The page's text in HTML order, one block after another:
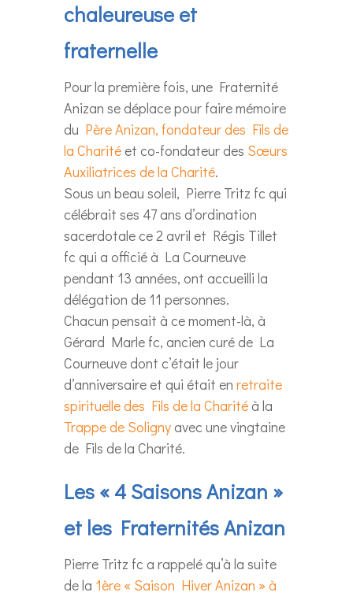
chaleureuse et
fraternelle
Pour la première fois, une Fraternité
Anizan se déplace pour faire mémoire
du Père Anizan, fondateur des Fils de
la Charitéet co-fondateur des Sœurs
Auxiliatrices de la Charité.
Sous un beau soleil, Pierre Tritz fc qui
célébrait ses 47 ans d’ordination
sacerdotale ce 2 avril et Régis Tillet
fc qui a officié à La Courneuve
pendant 13 années, ont accueilli la
délégation de 11 personnes.
Chacun pensait à ce moment-là, à
Gérard Marle fc, ancien curé de La
Courneuve dont c’était le jour
d’anniversaire et qui était en retraite
spirituelle des Fils de la Charitéà la
Trappe de Solignyavec une vingtaine
de Fils de la Charité.
Les « 4 Saisons Anizan »
et les Fraternités Anizan
Pierre Tritz fc a rappelé qu’à la suite
de la 1ère « Saison Hiver Anizan » à